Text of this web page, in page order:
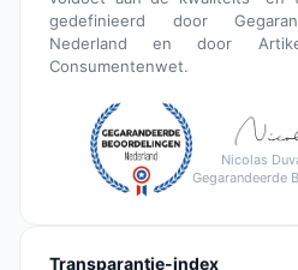
gedefinieerd door
Nederland en door
Consumentenwet.
Nicolas
Gegarandeerde
Transparantie-index